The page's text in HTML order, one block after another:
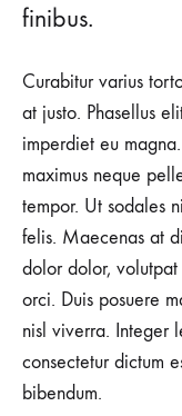
24
PAYLAŞIM
YORUM
YOK
SPORTY
PIECES
NEED
IN
CLOSET
finibus.
Curabitur varius
at justo. Phasellus
imperdiet eu
maximus neque
tempor. Ut sodales
felis. Maecenas at
dolor dolor,
orci. Duis posuere
nisl viverra. Integer
consectetur dictum
bibendum.